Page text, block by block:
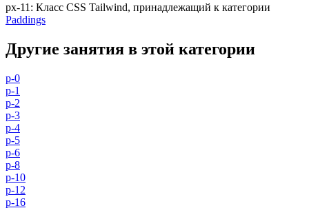
px-11 : Класс CSS Tailwind, принадлежащий к категории
Paddings
Другие занятия в этой категории
p-0
p-1
p-2
p-3
p-4
p-5
p-6
p-8
p-10
p-12
p-16